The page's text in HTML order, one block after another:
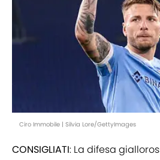
Ciro Immobile | Silvia Lore/GettyImages
CONSIGLIATI: La difesa